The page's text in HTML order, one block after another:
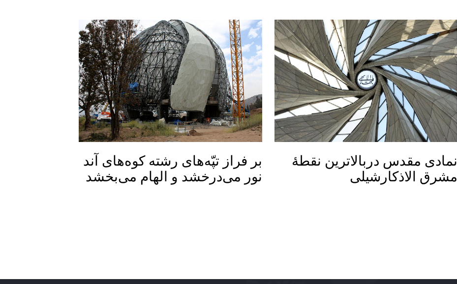
نمادی مقدس دربالاترین نقطۀ
مشرق الاذکارشیلی
بر فراز تپّه‌های رشته کوه‌های آند
نور می‌درخشد و الهام می‌بخشد